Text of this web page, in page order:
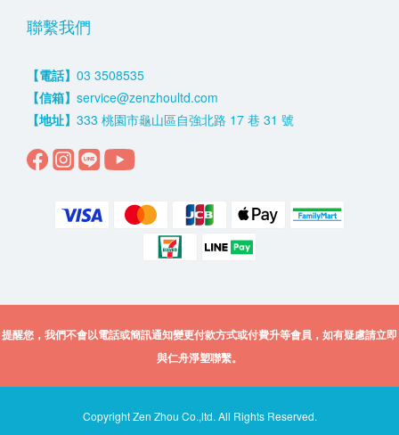
聯繫我們
【電話】 03 3508535
【信箱】 service@zenzhoultd.com
【地址】 333 桃園市龜山區自強北路 17 巷 31 號
提醒您，我們不會以電話或簡訊通知變更付款方式或付費升等會員，如有疑慮請立即
與仁舟淨塑聯繫。
Copyright Zen Zhou Co.,ltd. All Rights Reserved.